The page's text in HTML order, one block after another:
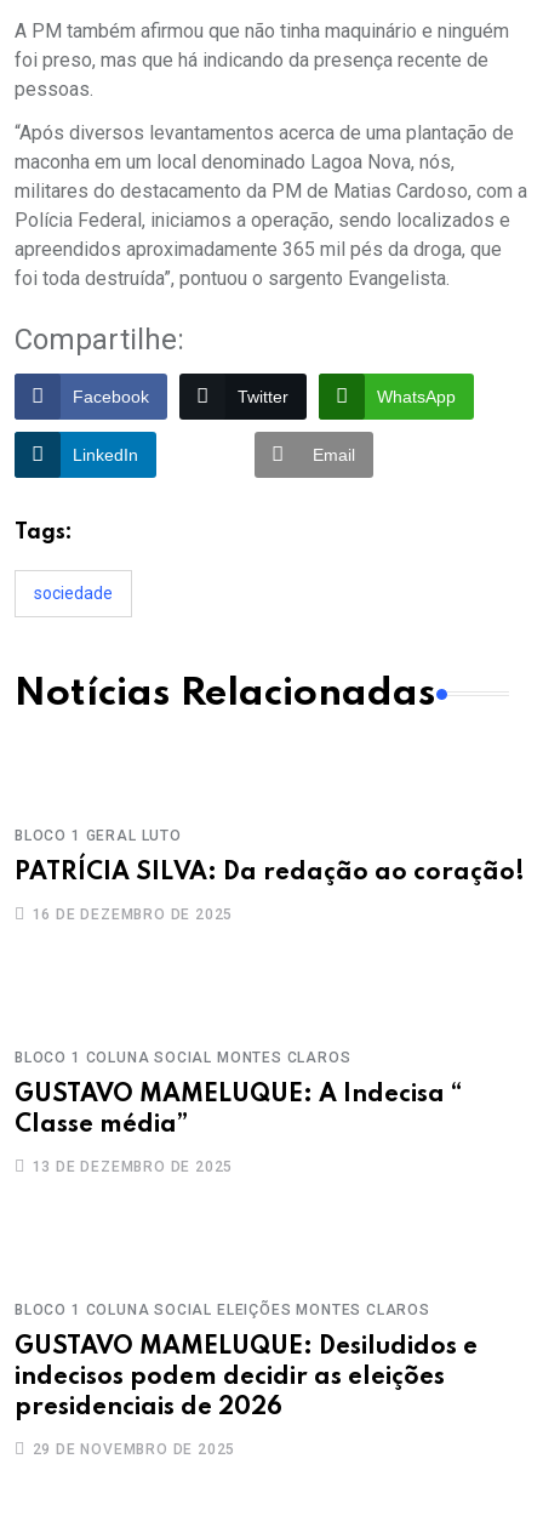
A PM também afirmou que não tinha maquinário e ninguém
foi preso, mas que há indicando da presença recente de
pessoas.
“Após diversos levantamentos acerca de uma plantação de
maconha em um local denominado Lagoa Nova, nós,
militares do destacamento da PM de Matias Cardoso, com a
Polícia Federal, iniciamos a operação, sendo localizados e
apreendidos aproximadamente 365 mil pés da droga, que
foi toda destruída”, pontuou o sargento Evangelista.
Compartilhe:
Facebook Twitter WhatsApp
LinkedIn Email
Tags:
sociedade
Notícias Relacionadas
BLOCO 1 GERAL LUTO
PATRÍCIA SILVA: Da redação ao coração!
16 DE DEZEMBRO DE 2025
BLOCO 1 COLUNA SOCIAL MONTES CLAROS
GUSTAVO MAMELUQUE: A Indecisa “
Classe média”
13 DE DEZEMBRO DE 2025
BLOCO 1 COLUNA SOCIAL ELEIÇÕES MONTES CLAROS
GUSTAVO MAMELUQUE: Desiludidos e
indecisos podem decidir as eleições
presidenciais de 2026
29 DE NOVEMBRO DE 2025